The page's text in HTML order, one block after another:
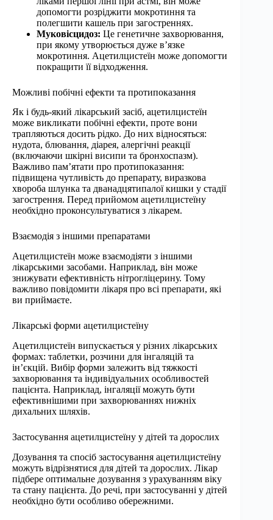
допомогти розріджити мокротиння та
полегшити кашель при загостреннях.
Муковісцидоз: Це генетичне захворювання,
при якому утворюється дуже в’язке
мокротиння. Ацетилцистеїн може допомогти
покращити її відходження.
Можливі побічні ефекти та протипоказання
Як і будь-який лікарський засіб, ацетилцистеїн
може викликати побічні ефекти, проте вони
трапляються досить рідко. До них відносяться:
нудота, блювання, діарея, алергічні реакції
(включаючи шкірні висипи та бронхоспазм).
Важливо пам’ятати про протипоказання:
підвищена чутливість до препарату, виразкова
хвороба шлунка та дванадцятипалої кишки у стадії
загострення. Перед прийомом ацетилцистеїну
необхідно проконсультуватися з лікарем.
Взаємодія з іншими препаратами
Ацетилцистеїн може взаємодіяти з іншими
лікарськими засобами. Наприклад, він може
знижувати ефективність нітрогліцерину. Тому
важливо повідомити лікаря про всі препарати, які
ви приймаєте.
Лікарські форми ацетилцистеїну
Ацетилцистеїн випускається у різних лікарських
формах: таблетки, розчини для інгаляцій та
ін’єкцій. Вибір форми залежить від тяжкості
захворювання та індивідуальних особливостей
пацієнта. Наприклад, інгаляції можуть бути
ефективнішими при захворюваннях нижніх
дихальних шляхів.
Застосування ацетилцистеїну у дітей та дорослих
Дозування та спосіб застосування ацетилцистеїну
можуть відрізнятися для дітей та дорослих. Лікар
підбере оптимальне дозування з урахуванням віку
та стану пацієнта. До речі, при застосуванні у дітей
необхідно бути особливо обережними.